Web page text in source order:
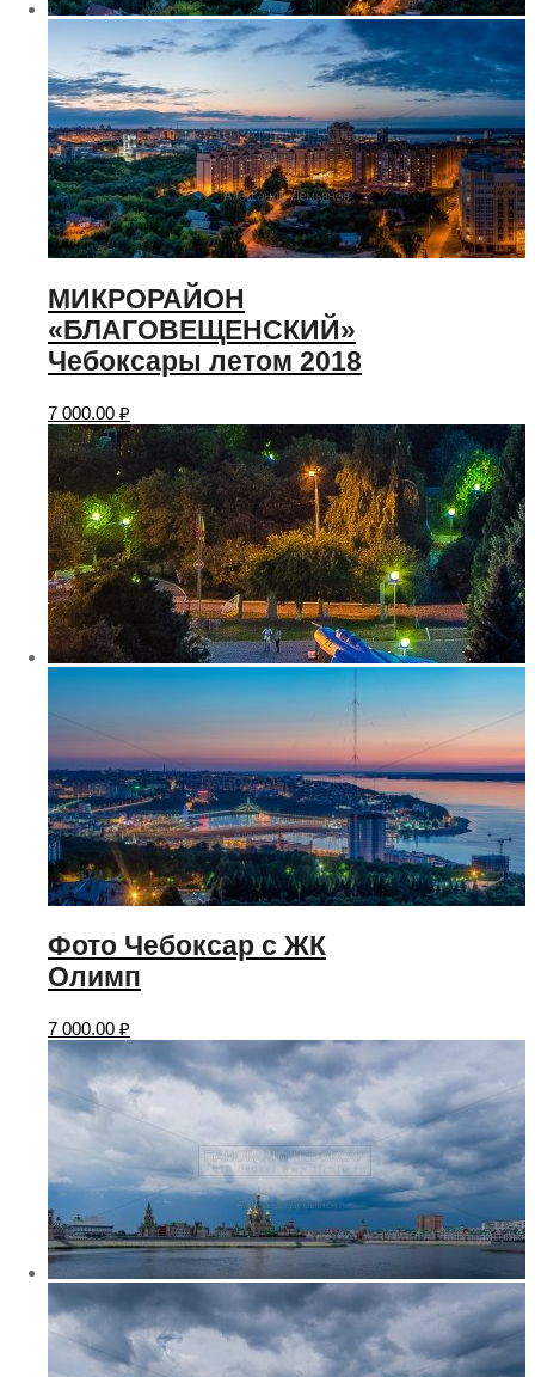
МИКРОРАЙОН
«БЛАГОВЕЩЕНСКИЙ»
Чебоксары летом 2018
7 000.00 ₽
Фото Чебоксар с ЖК
Олимп
7 000.00 ₽